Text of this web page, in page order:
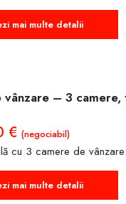
mai multe detalii
vânzare – 3
€ (negociabil)
cu 3 camere de vânzare
mai multe detalii